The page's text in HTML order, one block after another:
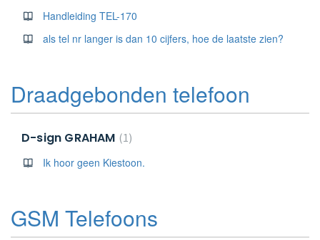
Handleiding TEL-170
als tel nr langer is dan 10 cijfers, hoe de laatste zien?
Draadgebonden telefoon
D-sign GRAHAM 1
Ik hoor geen Kiestoon.
GSM Telefoons